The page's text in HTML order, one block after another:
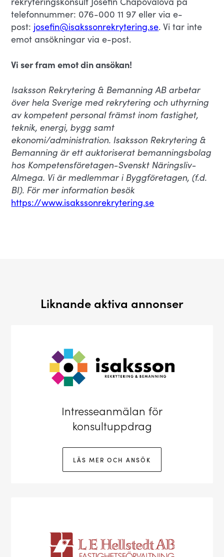
telefonnummer: 076-000 11 97 eller via e-
post: josefin@isakssonrekrytering.se. Vi tar inte
emot ansökningar via e-post.
Vi ser fram emot din ansökan!
Isaksson Rekrytering & Bemanning AB arbetar
över hela Sverige med rekrytering och uthyrning
av kompetent personal främst inom fastighet,
teknik, energi, bygg samt
ekonomi/administration. Isaksson Rekrytering &
Bemanning är ett auktoriserat bemanningsbolag
hos Kompetensföretagen-Svenskt Näringsliv-
Almega. Vi är medlemmar i Byggföretagen, (f.d.
BI). För mer information besök
https://www.isakssonrekrytering.se
Liknande aktiva annonser
Intresseanmälan för
konsultuppdrag
LÄS MER OCH ANSÖK